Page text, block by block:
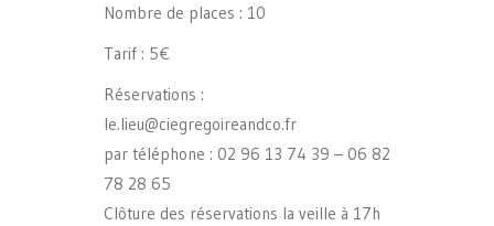
Nombre de places : 10
Tarif : 5€
Réservations :
le.lieu@ciegregoireandco.fr
par téléphone : 02 96 13 74 39 – 06 82
78 28 65
Clôture des réservations la veille à 17h